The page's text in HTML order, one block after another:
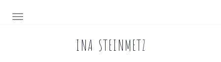
NAVIGATION EIN-/AUSSCHALTEN
INA STEINMETZ